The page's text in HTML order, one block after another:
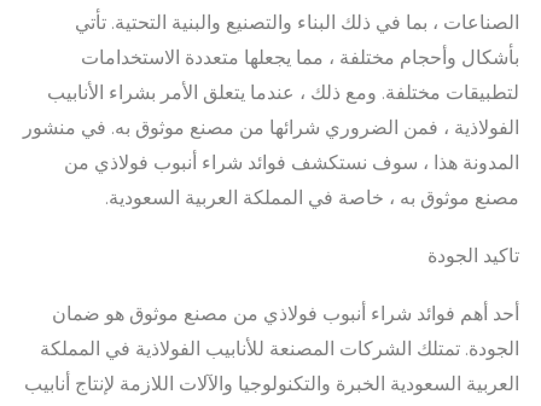
الصناعات ، بما في ذلك البناء والتصنيع والبنية التحتية. تأتي
بأشكال وأحجام مختلفة ، مما يجعلها متعددة الاستخدامات
لتطبيقات مختلفة. ومع ذلك ، عندما يتعلق الأمر بشراء الأنابيب
الفولاذية ، فمن الضروري شرائها من مصنع موثوق به. في منشور
المدونة هذا ، سوف نستكشف فوائد شراء أنبوب فولاذي من
مصنع موثوق به ، خاصة في المملكة العربية السعودية.
تاكيد الجودة
أحد أهم فوائد شراء أنبوب فولاذي من مصنع موثوق هو ضمان
الجودة. تمتلك الشركات المصنعة للأنابيب الفولاذية في المملكة
العربية السعودية الخبرة والتكنولوجيا والآلات اللازمة لإنتاج أنابيب